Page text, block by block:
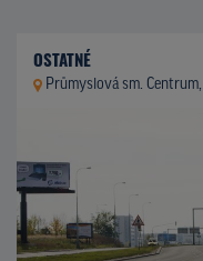
OSTATNÉ
Průmyslová sm.